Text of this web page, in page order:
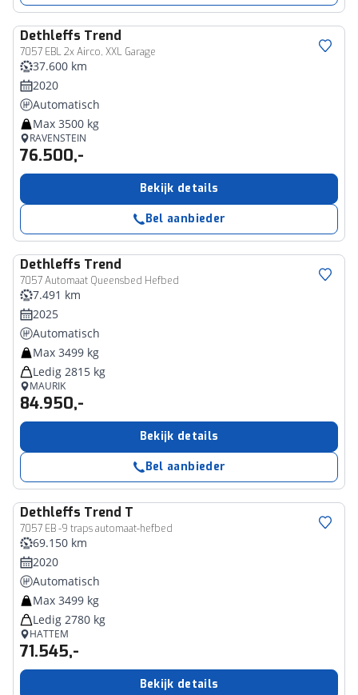
Dethleffs Trend
7057 EBL 2x Airco, XXL Garage
37.600 km
2020
Automatisch
Max 3500 kg
RAVENSTEIN
76.500,-
Bekijk details
Bel aanbieder
Dethleffs Trend
7057 Automaat Queensbed Hefbed
7.491 km
2025
Automatisch
Max 3499 kg
Ledig 2815 kg
MAURIK
84.950,-
Bekijk details
Bel aanbieder
Dethleffs Trend T
7057 EB -9 traps automaat-hefbed
69.150 km
2020
Automatisch
Max 3499 kg
Ledig 2780 kg
HATTEM
71.545,-
Bekijk details